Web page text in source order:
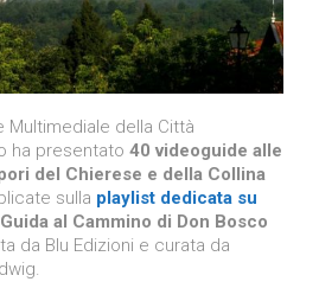
Multimediale della Città
ha presentato 40 videoguide alle
del Chierese e della Collina
sulla playlist dedicata su
al Cammino di Don Bosco
da Blu Edizioni e curata da